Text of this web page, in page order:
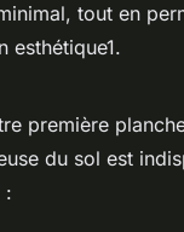
tout en
esthétique1.
première
du sol est
: